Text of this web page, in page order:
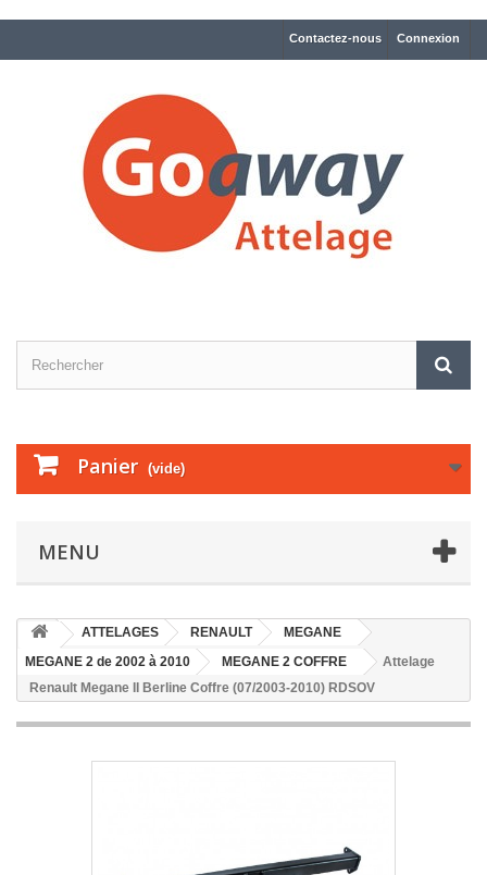
Connexion
Contactez-nous
Panier (vide)
MENU
ATTELAGES RENAULT
MEGANE
MEGANE 2 de 2002 à 2010
MEGANE 2 COFFRE
Attelage
Renault Megane II Berline Coffre (07/2003-2010) RDSOV